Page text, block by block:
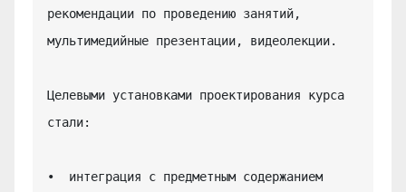
рекомендации по проведению занятий,
мультимедийные презентации, видеолекции.
Целевыми установками проектирования курса
стали:
•  интеграция с предметным содержанием